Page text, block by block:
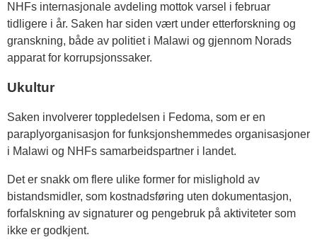
NHFs internasjonale avdeling mottok varsel i februar
tidligere i år. Saken har siden vært under etterforskning og
granskning, både av politiet i Malawi og gjennom Norads
apparat for korrupsjonssaker.
Ukultur
Saken involverer toppledelsen i Fedoma, som er en
paraplyorganisasjon for funksjonshemmedes organisasjoner
i Malawi og NHFs samarbeidspartner i landet.
Det er snakk om flere ulike former for mislighold av
bistandsmidler, som kostnadsføring uten dokumentasjon,
forfalskning av signaturer og pengebruk på aktiviteter som
ikke er godkjent.